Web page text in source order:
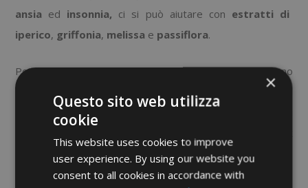
ansia ed insonnia, ci si può aiutare con estratti di
iperico, griffonia, melissa e passiflora.
Poiché in menopausa i livelli ormonali cambiano si possono
, importante per l’umore, il
e l’ appetito
di Esi oSerenil Cpsdi Planta Medica.
UNO DEI DISTURBI PIÙ FREQUENTI DELLA MENOPAUSA
×
Questo sito web utilizza
cookie
This website uses cookies to improve
user experience. By using our website you
consent to all cookies in accordance with